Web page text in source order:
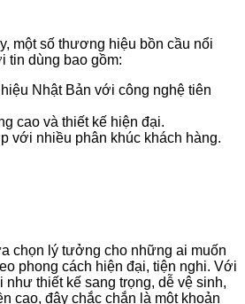
một số thương hiệu bồn cầu nổi
tin dùng bao gồm:
Nhật Bản với công nghệ tiên
cao và thiết kế hiện đại.
với nhiều phân khúc khách hàng.
chọn lý tưởng cho những ai muốn
phong cách hiện đại, tiện nghi. Với
thiết kế sang trọng, dễ vệ sinh,
cao, đây chắc chắn là một khoản